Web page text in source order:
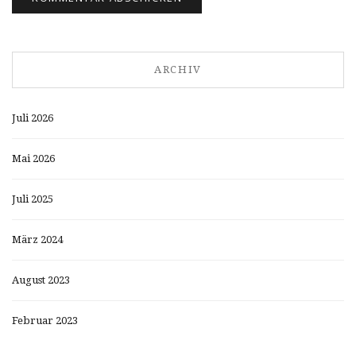
ARCHIV
Juli 2026
Mai 2026
Juli 2025
März 2024
August 2023
Februar 2023